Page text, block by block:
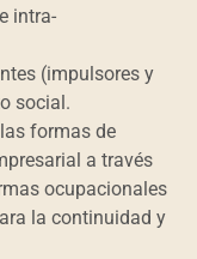
intra-
(impulsores y
social.
formas de
a través
ocupacionales
la continuidad y